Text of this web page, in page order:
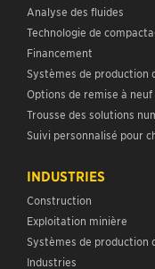
Analyse des fluides
Technologie de
Financement
Systèmes de production
Options de remise à
Trousse des solutions
Suivi personnalisé pour
INDUSTRIES
Construction
Exploitation minière
Systèmes de production
Industries